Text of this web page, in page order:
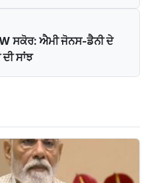
ਸਕੋਰ: ਐਮੀ ਜੋਨਸ-ਡੈਨੀ ਦੇ
ਸਾਂਝ